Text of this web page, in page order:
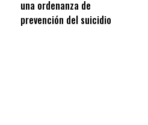
una ordenanza de
prevención del suicidio